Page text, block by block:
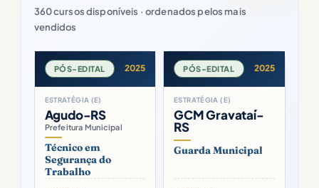
360 cursos disponíveis · ordenados pelos mais
vendidos
PÓS-EDITAL 2025
ESTRATÉGIA (E)
Agudo-RS
Prefeitura Municipal
Técnico em
Segurança do
Trabalho
PÓS-EDITAL 2025
ESTRATÉGIA (E)
GCM Gravataí-
RS
Guarda Municipal